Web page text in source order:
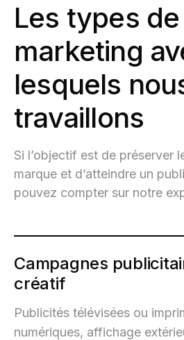
Les types
marketing
lesquels
travaillons
Si l’objectif est de préserver
marque et d’atteindre un
pouvez compter sur notre
Campagnes
créatif
Publicités télévisées ou
numériques, affichage